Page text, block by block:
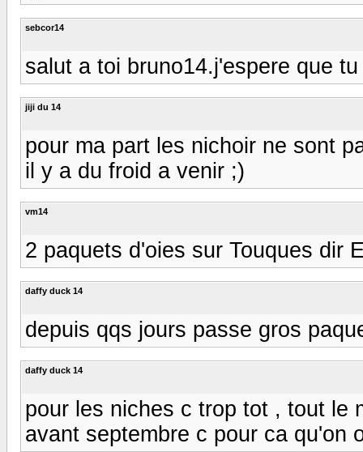
sebcor14
salut a toi bruno14.j'espere que
jiji du 14
pour ma part les nichoir ne sont
il y a du froid a venir ;)
vm14
2 paquets d'oies sur Touques dir
daffy duck 14
depuis qqs jours passe gros
daffy duck 14
pour les niches c trop tot , tout le
avant septembre c pour ca qu'on